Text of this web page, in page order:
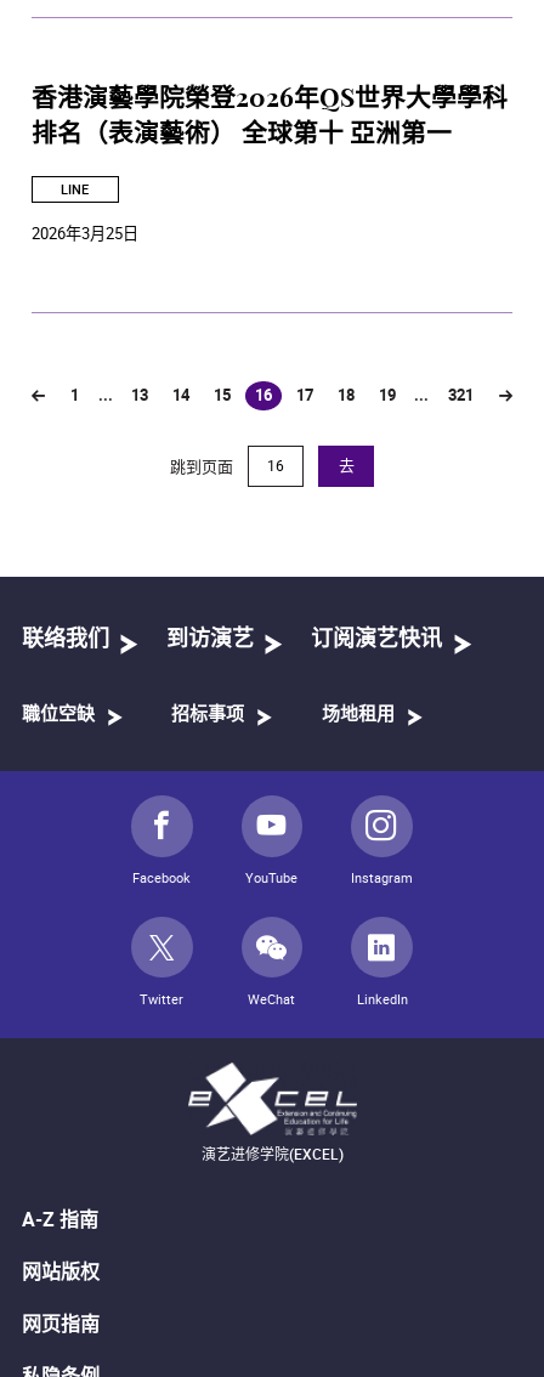
香港演藝學院榮登2026年QS世界大學學科
排名（表演藝術） 全球第十 亞洲第一
LINE
2026年3月25日
1 ... 13 14 15 16
(current)
17 18 19 ... 321
跳到页面 去
联络我们 到访演艺 订阅演艺快讯
職位空缺 招标事项 场地租用
Facebook YouTube Instagram
Twitter WeChat LinkedIn
演艺进修学院(EXCEL)
A-Z 指南
网站版权
网页指南